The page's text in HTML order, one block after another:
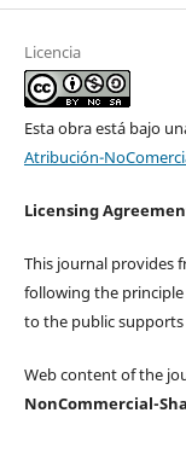
Licencia
Esta obra está bajo
Atribución-
Licensing
This journal provides
following the
to the public
Web content of the
NonCommercial-